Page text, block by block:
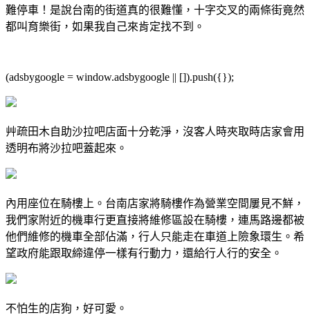
難停車！是說台南的街道真的很難懂，十字交叉的兩條街竟然
都叫育樂街，如果我自己來肯定找不到。
(adsbygoogle = window.adsbygoogle || []).push({});
艸疏田木自助沙拉吧店面十分乾淨，沒客人時夾取時店家會用
透明布將沙拉吧蓋起來。
內用座位在騎樓上。台南店家將騎樓作為營業空間屢見不鮮，
我們家附近的機車行更直接將維修區設在騎樓，連馬路邊都被
他們維修的機車全部佔滿，行人只能走在車道上險象環生。希
望政府能跟取締違停一樣有行動力，還給行人行的安全。
不怕生的店狗，好可愛。